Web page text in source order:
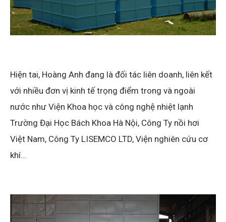
Hiện tai, Hoàng Anh đang là đối tác liên doanh, liên kết
với nhiều đơn vị kinh tế trọng điểm trong và ngoài
nước như Viện Khoa học và công nghệ nhiệt lạnh
Trường Đại Học Bách Khoa Hà Nội, Công Ty nồi hơi
Việt Nam, Công Ty LISEMCO LTD, Viện nghiên cứu cơ
khí…